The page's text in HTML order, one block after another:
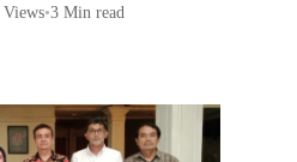
Views•3 Min read